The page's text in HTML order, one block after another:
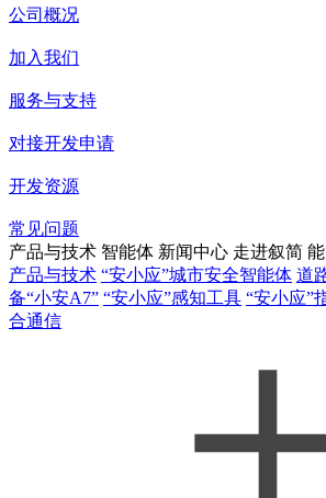
公司概况
加入我们
服务与支持
对接开发申请
开发资源
常见问题
产品与技术 智能体 新闻中心 走进叙简
产品与技术 “安小应”城市安全智能体 道
备“小安A7” “安小应”感知工具 “安小应”
合通信